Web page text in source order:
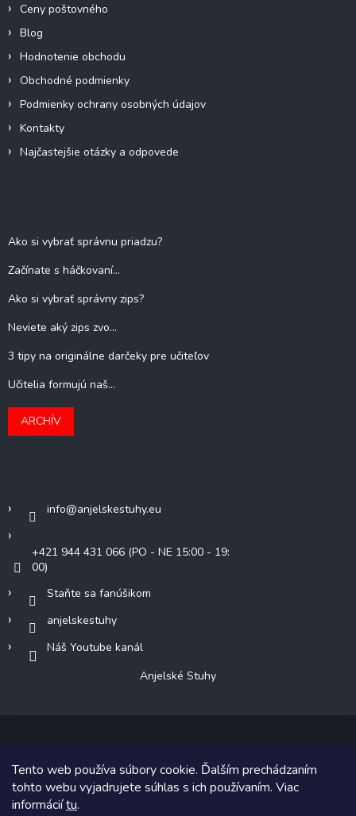
Tento web používa súbory cookie. Ďalším prechádzaním
tohto webu vyjadrujete súhlas s ich používaním. Viac
informáciítu.
Ceny poštovného
Blog
Hodnotenie obchodu
Obchodné podmienky
Podmienky ochrany osobných údajov
Kontakty
Najčastejšie otázky a odpovede
Ako si vybrať správnu priadzu?
Začínate s háčkovaní...
Ako si vybrať správny zips?
Neviete aký zips zvo...
3 tipy na originálne darčeky pre učiteľov
Učitelia formujú naš...
ARCHÍV
info@anjelskestuhy.eu
+421 944 431 066 (PO - NE 15:00 - 19:
00)
Staňte sa fanúšikom
anjelskestuhy
Náš Youtube kanál
Anjelské Stuhy
Copyright 2026Anjelské Stuhy. Všetky práva vyhradené.
Grafický návrh vytvoril a na Shoptet implementoval